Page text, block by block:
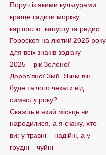
Поруч із якими культурами
краще садити моркву,
картоплю, капусту та редис
Гороскоп на лютий 2025 року
для всіх знаків зодіаку
2025 – рік Зеленої
Дерев’яної Змії. Яким він
буде та чого чекати від
символу року?
Скажіть в який місяць ви
народилися, а я скажу, хто
ви: у травні – надійні, а у
грудні – чуйні